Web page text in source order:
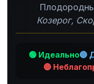
Козерог,
🟢 Идеально🔵
🔴